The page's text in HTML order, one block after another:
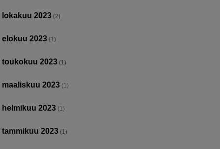
lokakuu 2023 (2)
elokuu 2023 (1)
toukokuu 2023 (1)
maaliskuu 2023 (1)
helmikuu 2023 (1)
tammikuu 2023 (1)